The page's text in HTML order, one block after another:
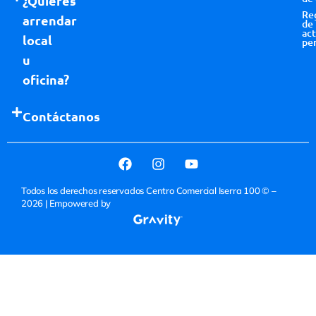
arrendar
local
u
oficina?
Contáctanos
de
Todos los derechos reservados Centro Comercial Iserra 100 © –
2026 | Empowered by